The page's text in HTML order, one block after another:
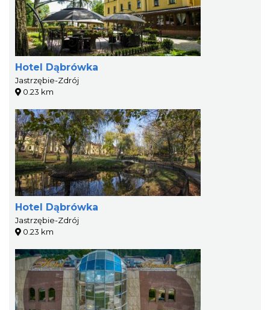
Hotel Dąbrówka
Jastrzębie-Zdrój
0.23 km
Hotel Dąbrówka
Jastrzębie-Zdrój
0.23 km